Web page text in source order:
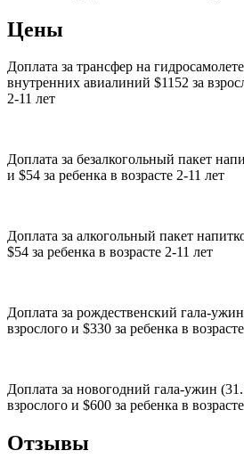
Цены
Доплата за трансфер на
внутренних авиалиний $1152 за
2-11 лет
Доплата за безалкогольный пакет
и $54 за ребенка в возрасте 2-11 лет
Доплата за алкогольный пакет
$54 за ребенка в возрасте 2-11 лет
Доплата за рождественский гала-
взрослого и $330 за ребенка в
Доплата за новогодний гала-ужин
взрослого и $600 за ребенка в
Отзывы